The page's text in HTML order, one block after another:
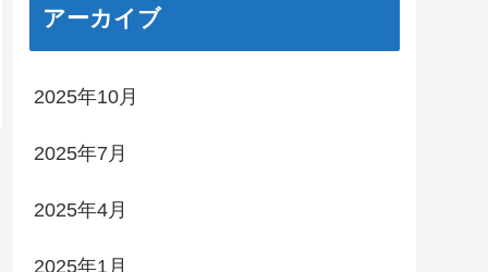
アーカイブ
2025年10月
2025年7月
2025年4月
2025年1月